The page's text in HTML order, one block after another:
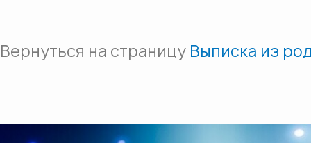
ПРОВЕДЕНИЕ
ОФОРМЛЕНИЕ
КОРПОРАТИВНЫЙ
Вернуться на страницу Выписка из